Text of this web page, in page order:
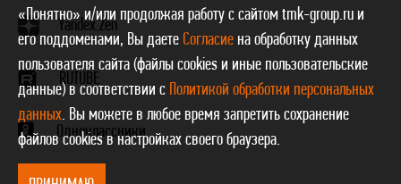
Yandex.Zen
RUTUBE
Одноклассники
«Понятно» и/или продолжая работу с сайтом tmk-group.ru и
его поддоменами, Вы даете Согласие на обработку данных
пользователя сайта (файлы cookies и иные пользовательские
данные) в соответствии с Политикой обработки персональных
данных. Вы можете в любое время запретить сохранение
файлов cookies в настройках своего браузера.